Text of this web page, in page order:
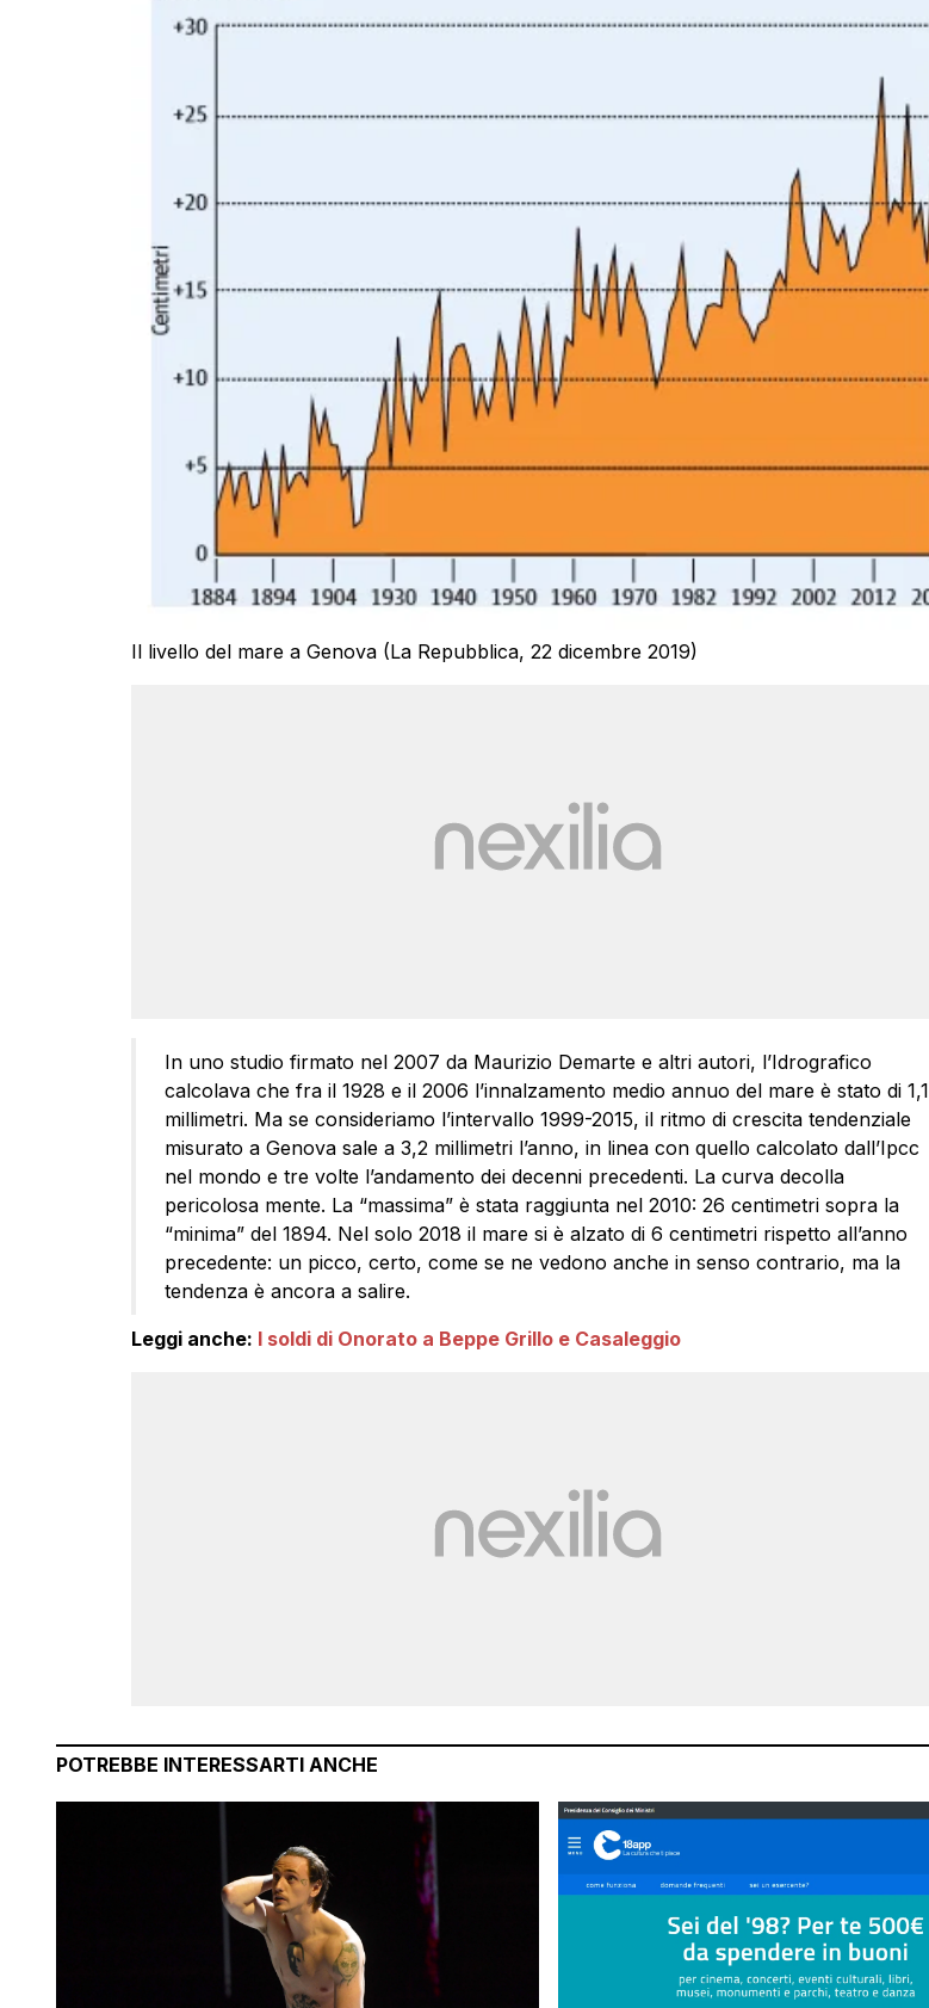
Il livello del mare a Genova (La Repubblica, 22 dicembre 2019)
In uno studio firmato nel 2007 da Maurizio Demarte e altri autori, l’Idrografico
calcolava che fra il 1928 e il 2006 l’innalzamento medio annuo del mare è stato di 1,1
millimetri. Ma se consideriamo l’intervallo 1999-2015, il ritmo di crescita tendenziale
misurato a Genova sale a 3,2 millimetri l’anno, in linea con quello calcolato dall’Ipcc
nel mondo e tre volte l’andamento dei decenni precedenti. La curva decolla
pericolosa mente. La “massima” è stata raggiunta nel 2010: 26 centimetri sopra la
“minima” del 1894. Nel solo 2018 il mare si è alzato di 6 centimetri rispetto all’anno
precedente: un picco, certo, come se ne vedono anche in senso contrario, ma la
tendenza è ancora a salire.
Leggi anche: I soldi di Onorato a Beppe Grillo e Casaleggio
POTREBBE INTERESSARTI ANCHE